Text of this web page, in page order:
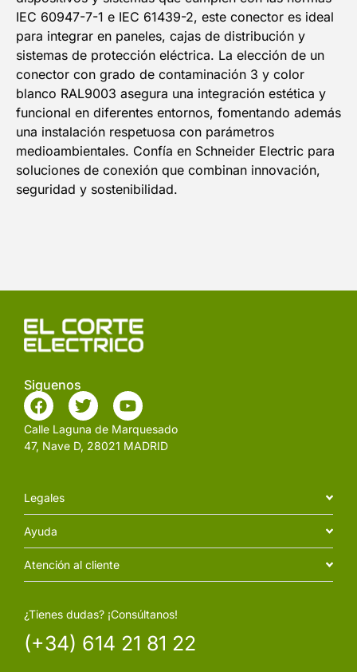
IEC 60947-7-1 e IEC 61439-2, este conector es ideal
para integrar en paneles, cajas de distribución y
sistemas de protección eléctrica. La elección de un
conector con grado de contaminación 3 y color
blanco RAL9003 asegura una integración estética y
funcional en diferentes entornos, fomentando además
una instalación respetuosa con parámetros
medioambientales. Confía en Schneider Electric para
soluciones de conexión que combinan innovación,
seguridad y sostenibilidad.
Siguenos
Calle Laguna de Marquesado
47, Nave D, 28021 MADRID
Legales
Ayuda
Atención al cliente
¿Tienes dudas? ¡Consúltanos!
(+34) 614 21 81 22